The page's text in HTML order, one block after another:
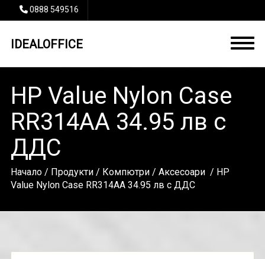
0888 549516
IDEALOFFICE
HP Value Nylon Case
RR314AA 34.95 лв с
ДДС
Начало/ Продукти/ Компютри/ Аксесоари / HP
Value Nylon Case RR314AA 34.95 лв с ДДС